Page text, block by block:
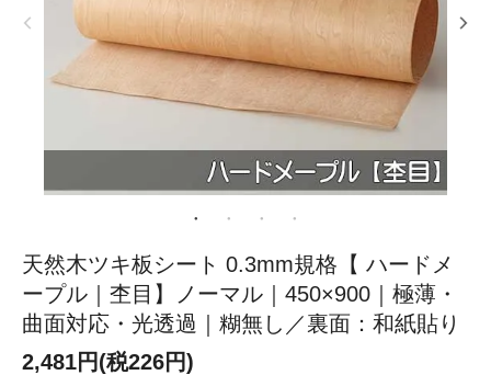
天然木ツキ板シート 0.3mm規格【 ハードメ
ープル｜杢目】ノーマル｜450×900｜極薄・
曲面対応・光透過｜糊無し／裏面：和紙貼り
2,481円(税226円)